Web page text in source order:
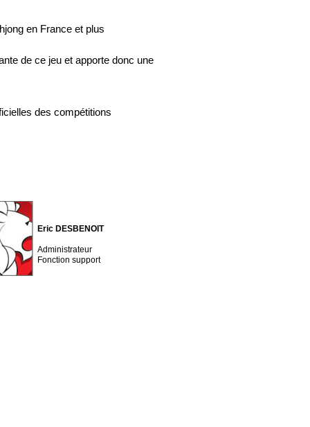
en France et plus
de ce jeu et apporte donc une
des compétitions
Eric DESBENOIT
Administrateur
Fonction support